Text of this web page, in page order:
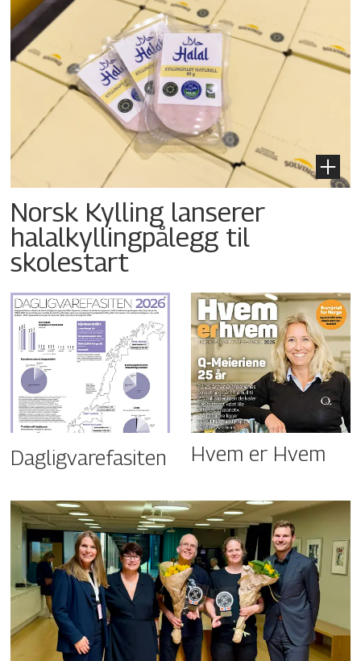
Norsk Kylling lanserer
halalkyllingpålegg til
skolestart
Dagligvarefasiten Hvem er Hvem